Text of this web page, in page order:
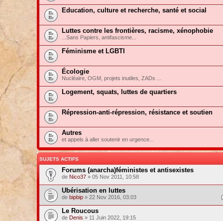
Education, culture et recherche, santé et social
Luttes contre les frontières, racisme, xénophobie
...Sans Papiers, antifascisme...
Féminisme et LGBTI
Écologie
Nucléaire, OGM, projets inutiles, ZADs ...
Logement, squats, luttes de quartiers
Répression-anti-répression, résistance et soutien
Autres
et appels à aller soutenir en urgence...
SUJETS ACTIFS
Forums (anarcha)féministes et antisexistes
de Nico37» 05 Nov 2011, 10:58
Ubérisation en luttes
de bipbip» 22 Nov 2016, 03:03
Le Roucous
de Denis » 11 Juin 2022, 19:15